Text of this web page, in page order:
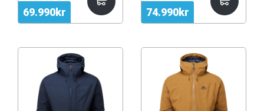
69.990kr 74.990kr